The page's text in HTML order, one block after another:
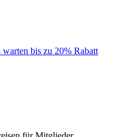
bis zu 20% Rabatt